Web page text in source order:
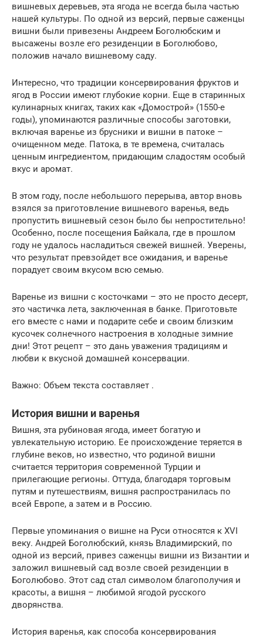
вишневых деревьев, эта ягода не всегда была частью
нашей культуры. По одной из версий, первые саженцы
вишни были привезены Андреем Боголюбским и
высажены возле его резиденции в Боголюбово,
положив начало вишневому саду.
Интересно, что традиции консервирования фруктов и
ягод в России имеют глубокие корни. Еще в старинных
кулинарных книгах, таких как «Домострой» (1550-е
годы), упоминаются различные способы заготовки,
включая варенье из брусники и вишни в патоке –
очищенном меде. Патока, в те времена, считалась
ценным ингредиентом, придающим сладостям особый
вкус и аромат.
В этом году, после небольшого перерыва, автор вновь
взялся за приготовление вишневого варенья, ведь
пропустить вишневый сезон было бы непростительно!
Особенно, после посещения Байкала, где в прошлом
году не удалось насладиться свежей вишней. Уверены,
что результат превзойдет все ожидания, и варенье
порадует своим вкусом всю семью.
Варенье из вишни с косточками – это не просто десерт,
это частичка лета, заключенная в банке. Приготовьте
его вместе с нами и подарите себе и своим близким
кусочек солнечного настроения в холодные зимние
дни! Этот рецепт – это дань уважения традициям и
любви к вкусной домашней консервации.
Важно: Объем текста составляет .
История вишни и варенья
Вишня, эта рубиновая ягода, имеет богатую и
увлекательную историю. Ее происхождение теряется в
глубине веков, но известно, что родиной вишни
считается территория современной Турции и
прилегающие регионы. Оттуда, благодаря торговым
путям и путешествиям, вишня распространилась по
всей Европе, а затем и в Россию.
Первые упоминания о вишне на Руси относятся к XVI
веку. Андрей Боголюбский, князь Владимирский, по
одной из версий, привез саженцы вишни из Византии и
заложил вишневый сад возле своей резиденции в
Боголюбово. Этот сад стал символом благополучия и
красоты, а вишня – любимой ягодой русского
дворянства.
История варенья, как способа консервирования